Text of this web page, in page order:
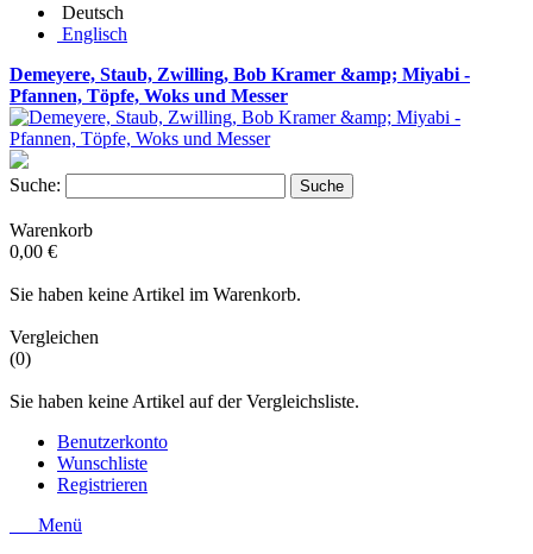
Deutsch
Englisch
Demeyere, Staub, Zwilling, Bob Kramer &amp; Miyabi -
Pfannen, Töpfe, Woks und Messer
Suche: Suche
Warenkorb
0,00 €
Sie haben keine Artikel im Warenkorb.
Vergleichen
(0)
Sie haben keine Artikel auf der Vergleichsliste.
Benutzerkonto
Wunschliste
Registrieren
Menü